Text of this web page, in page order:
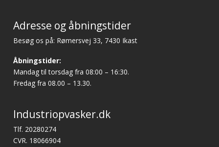
Adresse og åbningstider
Besøg os på: Rømersvej 33, 7430 Ikast
Åbningstider:
Mandag til torsdag fra 08:00 – 16:30.
Fredag fra 08.00 – 13.30.
Industriopvasker.dk
Tlf. 20280274
CVR. 18066904